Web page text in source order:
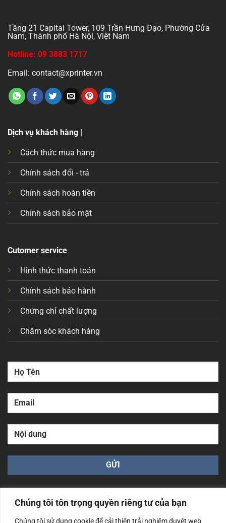
Chúng tôi tôn trọng quyền riêng tư của bạn
Chúng tôi sử dụng cookie để cải thiện trải nghiệm duyệt web
Tầng 21 Capital Tower, 109 Trần Hưng Đạo, Phường Cửa
Nam, Thành phố Hà Nội, Việt Nam
Hotline: 09 3883 1717
Email: contact@xprinter.vn
Dịch vụ khách hàng |
Cách thức mua hàng
Chính sách đổi - trả
Chính sách hoàn tiền
Chính sách bảo mật
Cutomer service
Hình thức thanh toán
Chính sách bảo hành
Chứng chỉ chất lượng
Chăm sóc khách hàng